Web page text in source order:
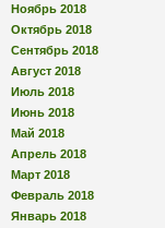
Ноябрь 2018
Октябрь 2018
Сентябрь 2018
Август 2018
Июль 2018
Июнь 2018
Май 2018
Апрель 2018
Март 2018
Февраль 2018
Январь 2018